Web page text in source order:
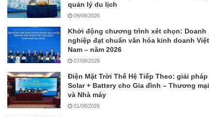
quản lý du lịch
09/08/2026
Khởi động chương trình xét chọn: Doanh
nghiệp đạt chuẩn văn hóa kinh doanh Việt
Nam – năm 2026
07/08/2026
Điện Mặt Trời Thế Hệ Tiếp Theo: giải pháp
Solar + Battery cho Gia đình – Thương mại
và Nhà máy
01/08/2026